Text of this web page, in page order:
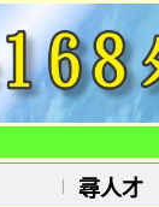
尋人才